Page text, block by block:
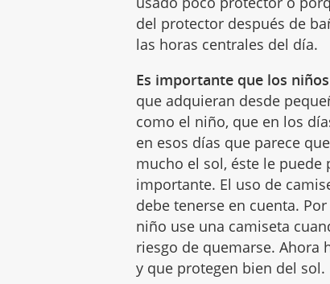
del protector después de
las horas centrales del día.
Es importante que los
que adquieran desde
como el niño, que en los
en esos días que parece
mucho el sol, éste le
importante. El uso de
debe tenerse en cuenta.
niño use una camiseta
riesgo de quemarse. Ahora
y que protegen bien del sol.